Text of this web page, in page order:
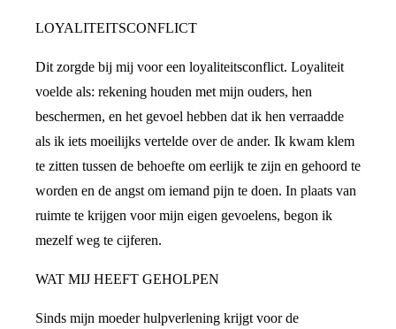
LOYALITEITSCONFLICT
Dit zorgde bij mij voor een loyaliteitsconflict. Loyaliteit
voelde als: rekening houden met mijn ouders, hen
beschermen, en het gevoel hebben dat ik hen verraadde
als ik iets moeilijks vertelde over de ander. Ik kwam klem
te zitten tussen de behoefte om eerlijk te zijn en gehoord te
worden en de angst om iemand pijn te doen. In plaats van
ruimte te krijgen voor mijn eigen gevoelens, begon ik
mezelf weg te cijferen.
WAT MIJ HEEFT GEHOLPEN
Sinds mijn moeder hulpverlening krijgt voor de